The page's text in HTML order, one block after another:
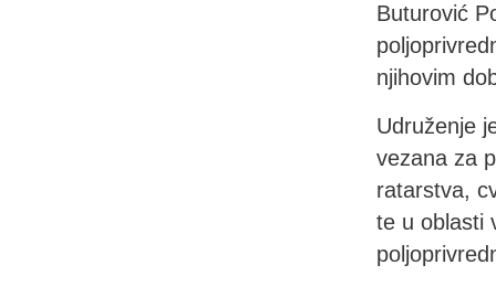
Buturović
njihovim
Udruženje
vezana za
ratarstva,
te u oblasti